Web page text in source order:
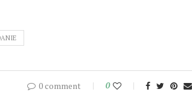
0 comment 0